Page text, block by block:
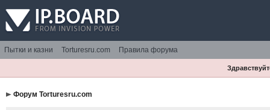
Пытки и казни Torturesru.com Правила форума
Форум Torturesru.com